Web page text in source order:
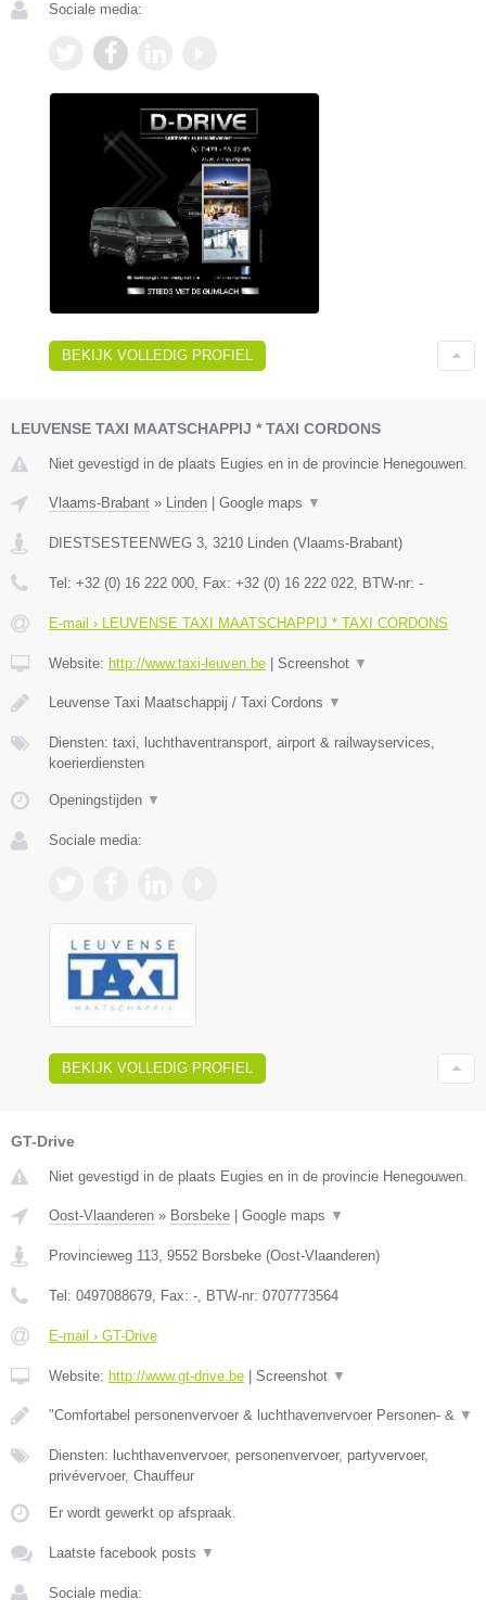
Sociale media:
BEKIJK VOLLEDIG PROFIEL
LEUVENSE TAXI MAATSCHAPPIJ * TAXI CORDONS
Niet gevestigd in de plaats Eugies en in de provincie Henegouwen.
Vlaams-Brabant » Linden Google maps ▼
DIESTSESTEENWEG 3, 3210 Linden (Vlaams-Brabant)
Tel: +32 (0) 16 222 000, Fax: +32 (0) 16 222 022, BTW-nr: -
E-mail › LEUVENSE TAXI MAATSCHAPPIJ * TAXI CORDONS
Website: http://www.taxi-leuven.be Screenshot ▼
Leuvense Taxi Maatschappij / Taxi Cordons ▼
Diensten: taxi, luchthaventransport, airport & railwayservices,
koerierdiensten
Openingstijden ▼
Sociale media:
BEKIJK VOLLEDIG PROFIEL
GT-Drive
Niet gevestigd in de plaats Eugies en in de provincie Henegouwen.
Oost-Vlaanderen » Borsbeke Google maps ▼
Provincieweg 113, 9552 Borsbeke (Oost-Vlaanderen)
Tel: 0497088679, Fax: -, BTW-nr: 0707773564
E-mail › GT-Drive
Website: http://www.gt-drive.be Screenshot ▼
"Comfortabel personenvervoer & luchthavenvervoer Personen- & ▼
Diensten: luchthavenvervoer, personenvervoer, partyvervoer,
privévervoer, Chauffeur
Er wordt gewerkt op afspraak.
Laatste facebook posts ▼
Sociale media: